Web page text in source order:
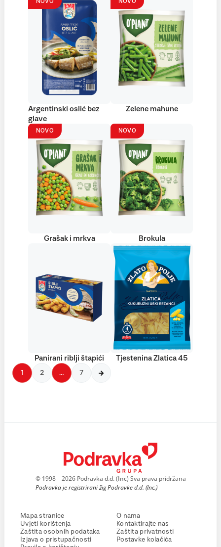
NOVO
Argentinski oslić bez
glave
NOVO
Zelene mahune
NOVO
Grašak i mrkva
NOVO
Brokula
Panirani riblji štapići Tjestenina Zlatica 45
1 2 … 7
© 1998 – 2026 Podravka d.d. (Inc) Sva prava pridržana
Podravka je registrirani žig Podravke d.d. (Inc.)
Mapa stranice
Uvjeti korištenja
Zaštita osobnih podataka
Izjava o pristupačnosti
O nama
Kontaktirajte nas
Zaštita privatnosti
Postavke kolačića